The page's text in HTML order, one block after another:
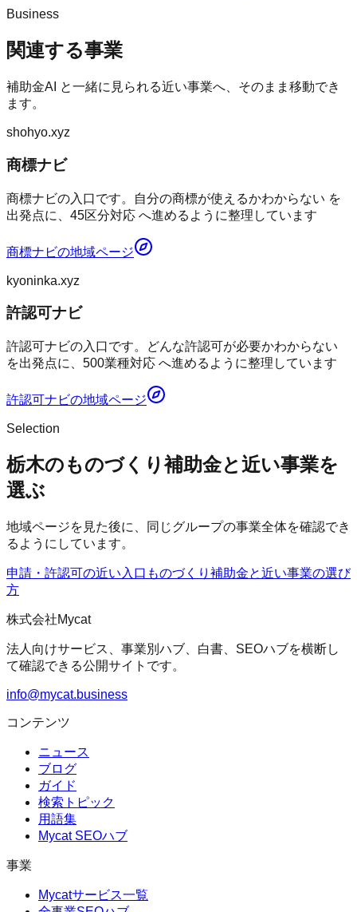
Business
関連する事業
補助金AI
と一緒に見られる近い事業へ、そのまま移動でき
ます。
shohyo.xyz
商標ナビ
商標ナビの入口です。自分の商標が使えるかわからない を
出発点に、45区分対応 へ進めるように整理しています
商標ナビの地域ページ
kyoninka.xyz
許認可ナビ
許認可ナビの入口です。どんな許認可が必要かわからない
を出発点に、500業種対応 へ進めるように整理しています
許認可ナビの地域ページ
Selection
栃木のものづくり補助金と近い事業を
選ぶ
地域ページを見た後に、同じグループの事業全体を確認でき
るようにしています。
申請・許認可の近い入口 ものづくり補助金と近い事業の選び
方
株式会社Mycat
法人向けサービス、事業別ハブ、白書、SEOハブを横断し
て確認できる公開サイトです。
info@mycat.business
コンテンツ
ニュース
ブログ
ガイド
検索トピック
用語集
Mycat SEOハブ
事業
Mycatサービス一覧